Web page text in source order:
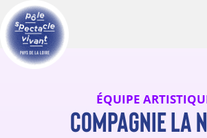
ÉQUIPE
COMPAGNIE LA